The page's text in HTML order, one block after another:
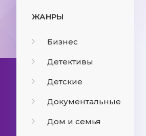
ЖАНРЫ
Бизнес
Детективы
Детские
Документальные
Дом и семья